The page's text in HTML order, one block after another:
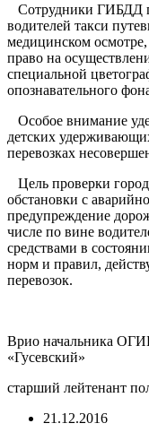
Сотрудники ГИБДД
водителей такси
медицинском
право на
специальной
опознавательного
Особое внимание
детских
перевозках
Цель проверки
обстановки с
предупреждение
числе по вине
средствами в
норм и правил,
перевозок.
Врио начальника
старший лейтенант
21.12.2016